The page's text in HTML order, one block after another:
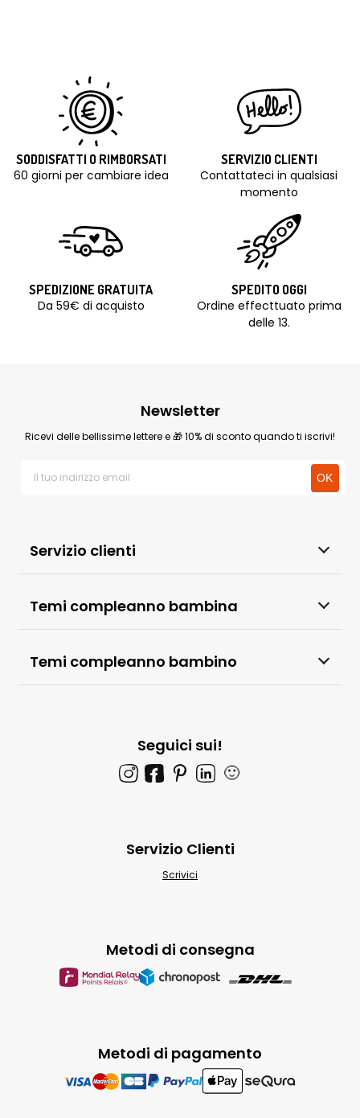
SODDISFATTI O RIMBORSATI
60 giorni per cambiare idea
SERVIZIO CLIENTI
Contattateci in qualsiasi
momento
SPEDIZIONE GRATUITA
Da 59€ di acquisto
SPEDITO OGGI
Ordine effecttuato prima
delle 13.
Servizio clienti
Temi compleanno bambina
Temi compleanno bambino
Newsletter
Ricevi delle bellissime lettere e 🎁 10% di sconto quando ti iscrivi!
Seguici sui!
🙂
Metodi di pagamento
Metodi di consegna
Servizio Clienti
Scrivici